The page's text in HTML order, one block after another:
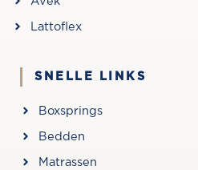
Lattoflex
SNELLE LINKS
Boxsprings
Bedden
Matrassen